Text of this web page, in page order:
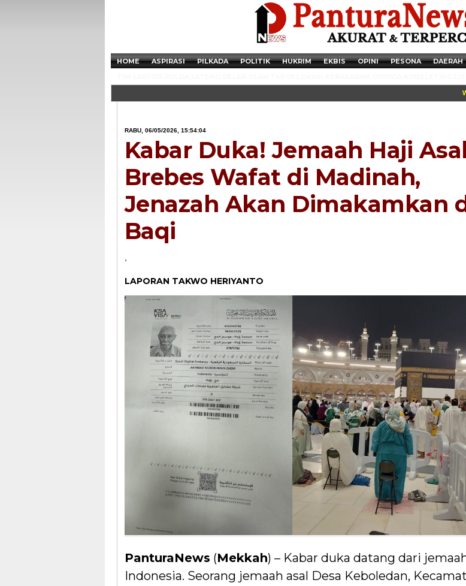
HOME ASPIRASI PILKADA POLITIK HUKRIM EKBIS OPINI PESONA DAERAH
Newsticker - 14:41:41 Miris, Puluhan Remaja
RABU, 06/05/2026, 15:54:04
Kabar Duka! Jemaah Haji Asal
Brebes Wafat di Madinah,
Jenazah Akan Dimakamkan
Baqi
.
LAPORAN TAKWO HERIYANTO
PanturaNews (Mekkah) – Kabar duka datang dari
Indonesia. Seorang jemaah asal Desa Keboledan,